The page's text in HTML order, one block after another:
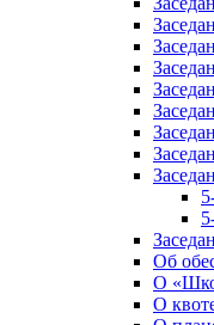
Об
О
О